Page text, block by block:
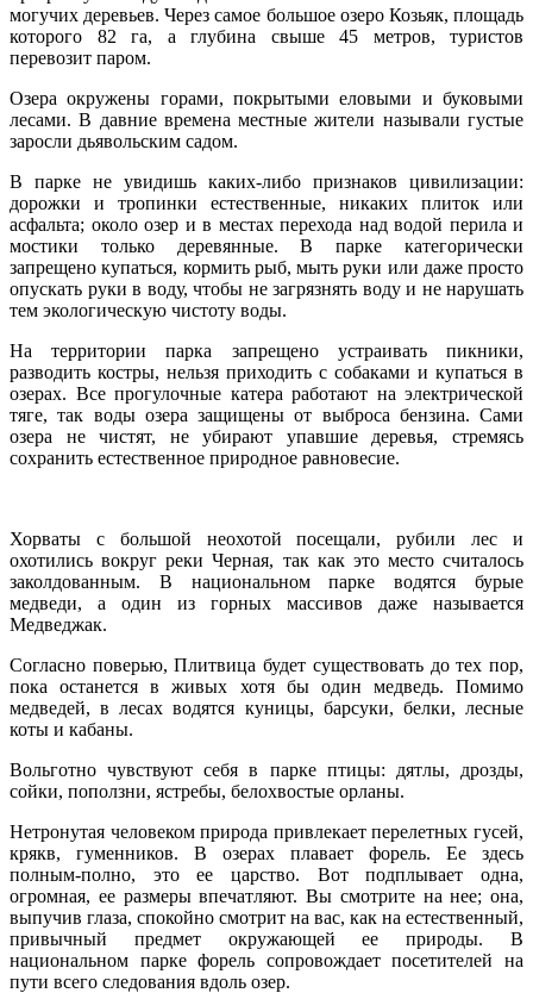
могучих деревьев. Через самое большое озеро Козьяк, площадь
которого 82 га, а глубина свыше 45 метров, туристов
перевозит паром.
Озера окружены горами, покрытыми еловыми и буковыми
лесами. В давние времена местные жители называли густые
заросли дьявольским садом.
В парке не увидишь каких-либо признаков цивилизации:
дорожки и тропинки естественные, никаких плиток или
асфальта; около озер и в местах перехода над водой перила и
мостики только деревянные. В парке категорически
запрещено купаться, кормить рыб, мыть руки или даже просто
опускать руки в воду, чтобы не загрязнять воду и не нарушать
тем экологическую чистоту воды.
На территории парка запрещено устраивать пикники,
разводить костры, нельзя приходить с собаками и купаться в
озерах. Все прогулочные катера работают на электрической
тяге, так воды озера защищены от выброса бензина. Сами
озера не чистят, не убирают упавшие деревья, стремясь
сохранить естественное природное равновесие.
Хорваты с большой неохотой посещали, рубили лес и
охотились вокруг реки Черная, так как это место считалось
заколдованным. В национальном парке водятся бурые
медведи, а один из горных массивов даже называется
Медведжак.
Согласно поверью, Плитвица будет существовать до тех пор,
пока останется в живых хотя бы один медведь. Помимо
медведей, в лесах водятся куницы, барсуки, белки, лесные
коты и кабаны.
Вольготно чувствуют себя в парке птицы: дятлы, дрозды,
сойки, поползни, ястребы, белохвостые орланы.
Нетронутая человеком природа привлекает перелетных гусей,
крякв, гуменников. В озерах плавает форель. Ее здесь
полным-полно, это ее царство. Вот подплывает одна,
огромная, ее размеры впечатляют. Вы смотрите на нее; она,
выпучив глаза, спокойно смотрит на вас, как на естественный,
привычный предмет окружающей ее природы. В
национальном парке форель сопровождает посетителей на
пути всего следования вдоль озер.